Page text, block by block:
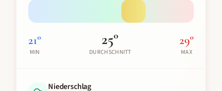
21°
MIN
25°
DURCHSCHNITT
29°
MAX
Niederschlag